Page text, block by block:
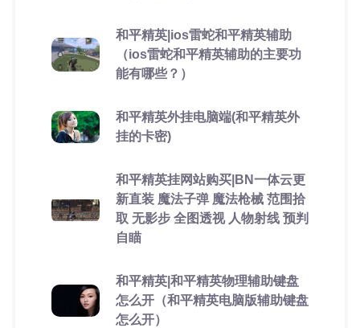
和平精英|ios雷蛇和平精英辅助
（ios雷蛇和平精英辅助的主要功
能有哪些？）
和平精英外挂电脑端(和平精英外
挂的卡密)
和平精英挂网站购买|BN一体云更
新直装 魔法子弹 魔法枪械 范围拾
取 无影步 全图透视 人物射线 预判
自瞄
和平精英|和平精英物理辅助键盘
怎么开（和平精英电脑版辅助键盘
怎么开）